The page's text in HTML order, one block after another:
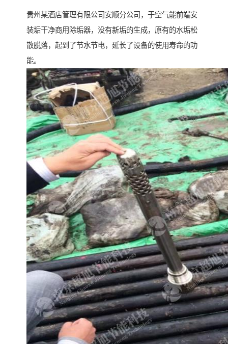
贵州某酒店管理有限公司安顺分公司，于空气能前端安
装垢干净商用除垢器，没有新垢的生成，原有的水垢松
散脱落，起到了节水节电，延长了设备的使用寿命的功
能。